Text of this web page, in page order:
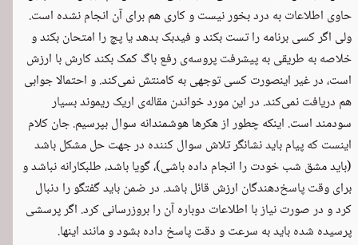
حاوی اطلاعات به درد بخور نیست و کاری هم برای آن انجام نشده است.
ولی اگر کسی برنامه را تست بکند و فیدبک بدهد یا پچ را امتحان بکند و
خلاصه به طریقی به پیشرفت پروسه‌ی رفع باگ کمک بکند کارش با ارزش
است، در غیر اینصورت کسی توجهی به کامنتش نمی‌کند. و احتمالا جوابی
هم دریافت نمی‌کند. در این مورد خواندن مقاله‌ی اریک ریموند بسیار
سودمند است. اینکهچطور از هکرها هوشمندانه سوال بپرسیم. جان کلام
اینست که پیام باید نشانگر تلاش سوال کننده در جهت حل مشکل باشد
(باید مشق شب خودت را انجام داده باشی)، گویا باشد، طلبکارانه نباشد و
برای وقت پاسخ‌دهندگان ارزش قائل باشد. در ضمن باید گفتگو را دنبال
کرد و در صورت نیاز با اطلاعات دوباره آن را بروزرسانی کرد. اگر پرسشی
پرسیده شده باید به سرعت و دقت پاسخ داده بشود و مانند اینها.